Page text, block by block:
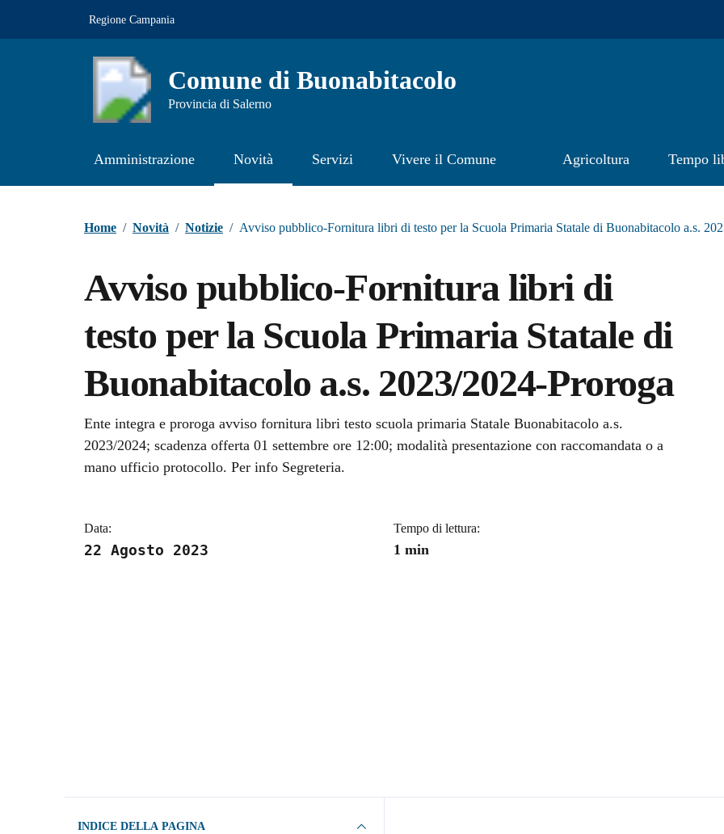
Regione Campania
Comune di Buonabitacolo
Provincia di Salerno
Amministrazione Novità Servizi Vivere il Comune Agricoltura Tempo
Home / Novità / Notizie / Avviso pubblico-Fornitura libri di testo per la Scuola Primaria Statale di Buonabitacolo a.s.
Avviso pubblico-Fornitura libri di
testo per la Scuola Primaria Statale di
Buonabitacolo a.s. 2023/2024-Proroga
Dettagli della notizia
Ente integra e proroga avviso fornitura libri testo scuola primaria Statale Buonabitacolo a.s.
2023/2024; scadenza offerta 01 settembre ore 12:00; modalità presentazione con raccomandata o a
mano ufficio protocollo. Per info Segreteria.
Data:
22 Agosto 2023
Tempo di lettura:
1 min
INDICE DELLA PAGINA